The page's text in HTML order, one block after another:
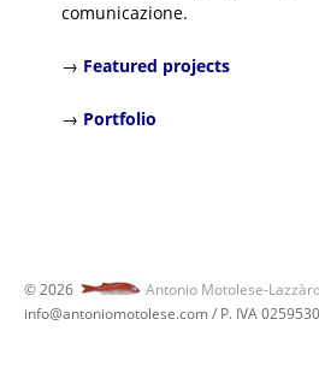
comunicazione.
→ Featured projects
→ Portfolio
© 2026 Antonio Motolese-
info@antoniomotolese.com / P. IVA